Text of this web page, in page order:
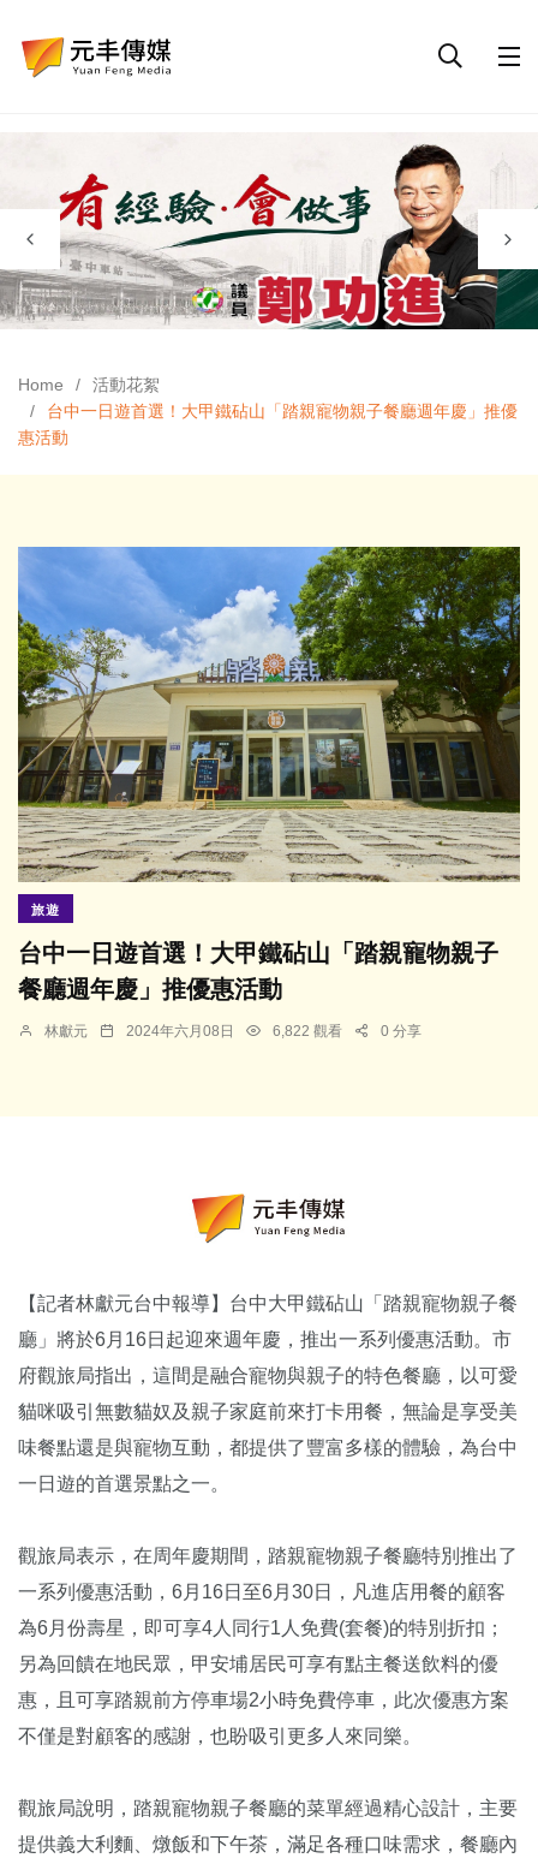
Home
活動花絮
台中一日遊首選！大甲鐵砧山「踏親寵物親子餐廳週年慶」推優
惠活動
旅遊
台中一日遊首選！大甲鐵砧山「踏親寵物親子
餐廳週年慶」推優惠活動
林獻元 2024年六月08日 6,822 觀看 0 分享
【記者林獻元台中報導】台中大甲鐵砧山「踏親寵物親子餐
廳」將於6月16日起迎來週年慶，推出一系列優惠活動。市
府觀旅局指出，這間是融合寵物與親子的特色餐廳，以可愛
貓咪吸引無數貓奴及親子家庭前來打卡用餐，無論是享受美
味餐點還是與寵物互動，都提供了豐富多樣的體驗，為台中
一日遊的首選景點之一。
觀旅局表示，在周年慶期間，踏親寵物親子餐廳特別推出了
一系列優惠活動，6月16日至6月30日，凡進店用餐的顧客
為6月份壽星，即可享4人同行1人免費(套餐)的特別折扣；
另為回饋在地民眾，甲安埔居民可享有點主餐送飲料的優
惠，且可享踏親前方停車場2小時免費停車，此次優惠方案
不僅是對顧客的感謝，也盼吸引更多人來同樂。
觀旅局說明，踏親寵物親子餐廳的菜單經過精心設計，主要
提供義大利麵、燉飯和下午茶，滿足各種口味需求，餐廳內